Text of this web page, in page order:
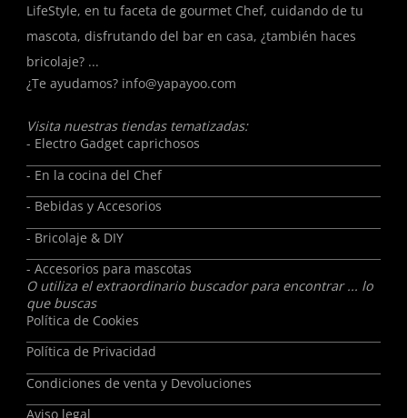
LifeStyle, en tu faceta de gourmet Chef, cuidando de tu
mascota, disfrutando del bar en casa, ¿también haces
bricolaje? ...
¿Te ayudamos? info@yapayoo.com
Visita nuestras tiendas tematizadas:
- Electro Gadget caprichosos
- En la cocina del Chef
- Bebidas y Accesorios
- Bricolaje & DIY
- Accesorios para mascotas
O utiliza el extraordinario buscador para encontrar ... lo
que buscas
Política de Cookies
Política de Privacidad
Condiciones de venta y Devoluciones
Aviso legal